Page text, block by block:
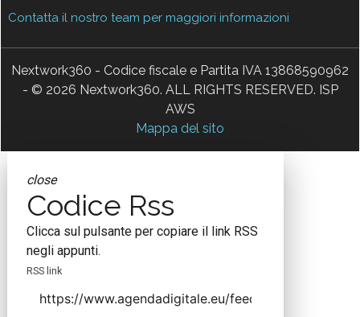
Contatta il nostro team per maggiori informazioni
Nextwork360 - Codice fiscale e Partita IVA 13868590962
- © 2026 Nextwork360. ALL RIGHTS RESERVED. ISP
AWS
Mappa del sito
close
Codice Rss
Clicca sul pulsante per copiare il link RSS
negli appunti.
RSS link